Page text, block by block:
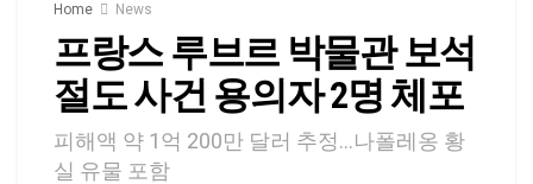
Home News
프랑스 루브르 박물관 보석
절도 사건 용의자 2명 체포
피해액 약 1억 200만 달러 추정…나폴레옹 황
실 유물 포함